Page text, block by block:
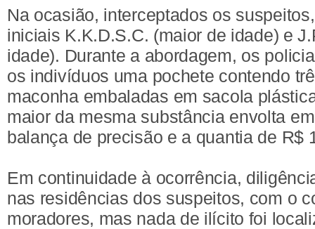
Na ocasião, interceptados os
iniciais K.K.D.S.C. (maior de idade) e
idade). Durante a abordagem, os
os indivíduos uma pochete contendo
maconha embaladas em sacola
maior da mesma substância envolta
balança de precisão e a quantia de R$
Em continuidade à ocorrência,
nas residências dos suspeitos, com o
moradores, mas nada de ilícito foi